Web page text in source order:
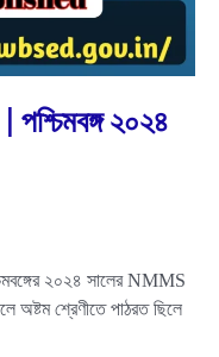
২০২৪
২০২৪ সালের NMMS
অষ্টম শ্রেণীতে পাঠরত ছিলে